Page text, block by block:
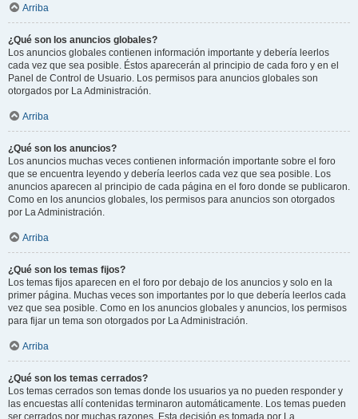
Arriba
¿Qué son los anuncios globales?
Los anuncios globales contienen información importante y debería leerlos
cada vez que sea posible. Éstos aparecerán al principio de cada foro y en el
Panel de Control de Usuario. Los permisos para anuncios globales son
otorgados por La Administración.
Arriba
¿Qué son los anuncios?
Los anuncios muchas veces contienen información importante sobre el foro
que se encuentra leyendo y debería leerlos cada vez que sea posible. Los
anuncios aparecen al principio de cada página en el foro donde se publicaron.
Como en los anuncios globales, los permisos para anuncios son otorgados
por La Administración.
Arriba
¿Qué son los temas fijos?
Los temas fijos aparecen en el foro por debajo de los anuncios y solo en la
primer página. Muchas veces son importantes por lo que debería leerlos cada
vez que sea posible. Como en los anuncios globales y anuncios, los permisos
para fijar un tema son otorgados por La Administración.
Arriba
¿Qué son los temas cerrados?
Los temas cerrados son temas donde los usuarios ya no pueden responder y
las encuestas allí contenidas terminaron automáticamente. Los temas pueden
ser cerrados por muchas razones. Esta decisión es tomada por La